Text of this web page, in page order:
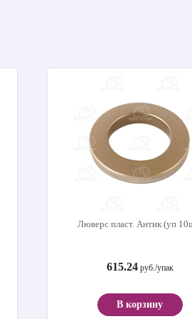
Люверс пласт. Антик (уп
615.24руб./упак
В корзину